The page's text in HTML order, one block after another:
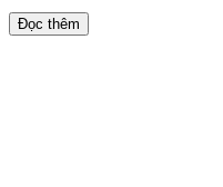
Đọc thêm